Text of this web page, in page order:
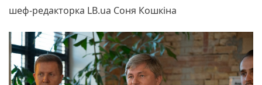
шеф-редакторка LB.ua Cоня Кошкіна